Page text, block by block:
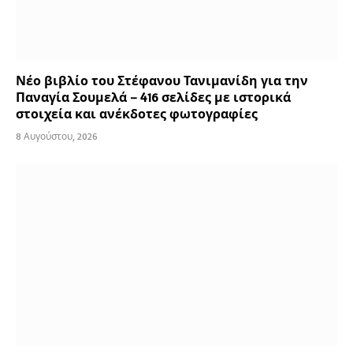
Νέο βιβλίο του Στέφανου Τανιμανίδη για την
Παναγία Σουμελά – 416 σελίδες με ιστορικά
στοιχεία και ανέκδοτες φωτογραφίες
8 Αυγούστου, 2026